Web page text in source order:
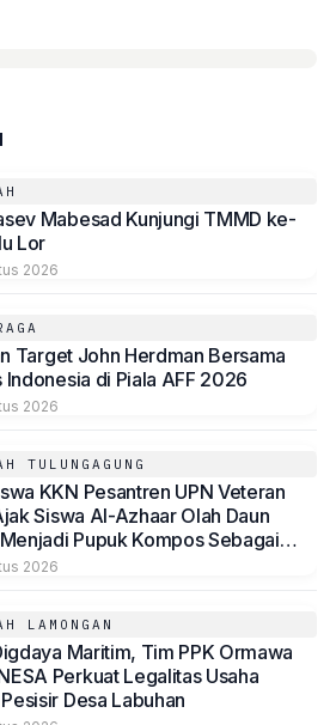
Mabesad Kunjungi TMMD ke-
Lor
2026
Target John Herdman Bersama
Indonesia di Piala AFF 2026
2026
TULUNGAGUNG
KKN Pesantren UPN Veteran
Siswa Al-Azhaar Olah Daun
Pupuk Kompos Sebagai
Lingkungan
2026
LAMONGAN
Maritim, Tim PPK Ormawa
Perkuat Legalitas Usaha
Desa Labuhan